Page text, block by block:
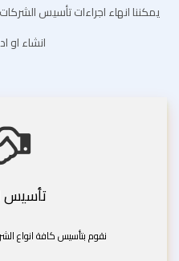
يمكننا انهاء اجراءات تأسيس
انشاء او
تأسيس
نقوم بتأسيس كافة انواع